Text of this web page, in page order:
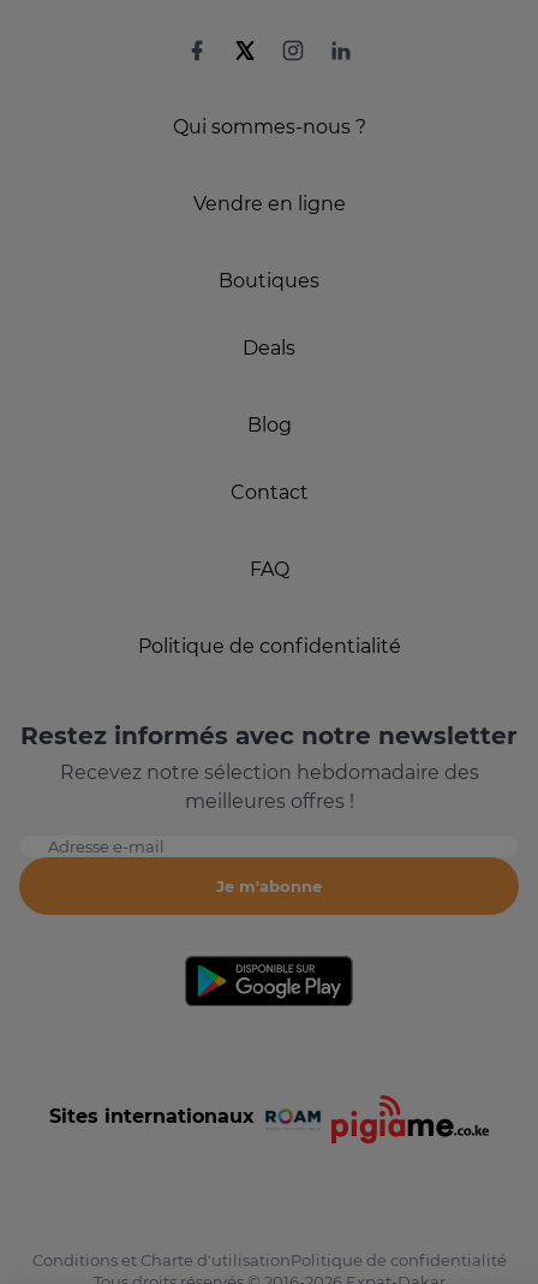
Qui sommes-nous ?
Vendre en ligne
Boutiques
Deals
Blog
Contact
FAQ
Politique de confidentialité
Restez informés avec notre newsletter
Recevez notre sélection hebdomadaire des
meilleures offres !
Adresse e-mail
Je m'abonne
Sites internationaux
Conditions et Charte d'utilisationPolitique de confidentialité